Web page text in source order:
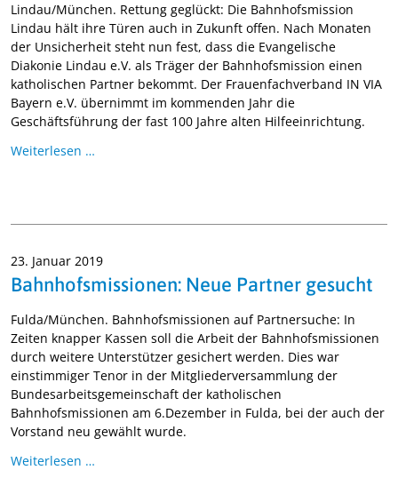
Lindau/München. Rettung geglückt: Die Bahnhofsmission
Lindau hält ihre Türen auch in Zukunft offen. Nach Monaten
der Unsicherheit steht nun fest, dass die Evangelische
Diakonie Lindau e.V. als Träger der Bahnhofsmission einen
katholischen Partner bekommt. Der Frauenfachverband IN VIA
Bayern e.V. übernimmt im kommenden Jahr die
Geschäftsführung der fast 100 Jahre alten Hilfeeinrichtung.
Weiterlesen …
23. Januar 2019
Bahnhofsmissionen: Neue Partner gesucht
Fulda/München. Bahnhofsmissionen auf Partnersuche: In
Zeiten knapper Kassen soll die Arbeit der Bahnhofsmissionen
durch weitere Unterstützer gesichert werden. Dies war
einstimmiger Tenor in der Mitgliederversammlung der
Bundesarbeitsgemeinschaft der katholischen
Bahnhofsmissionen am 6.Dezember in Fulda, bei der auch der
Vorstand neu gewählt wurde.
Weiterlesen …